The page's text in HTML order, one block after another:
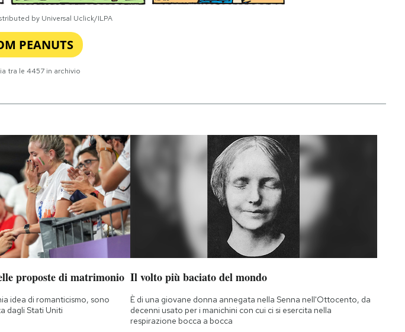
by Universal Uclick/ILPA
PEANUTS
tra le 4457in archivio
proposte di matrimonio
idea di romanticismo, sono
dagli Stati Uniti
Il volto più baciato del mondo
È di una giovane donna annegata nella Senna nell'Ottocento, da
decenni usato per i manichini con cui ci si esercita nella
respirazione bocca a bocca